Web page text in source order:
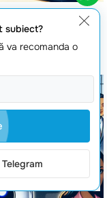
subiect?
va recomanda o
Telegram